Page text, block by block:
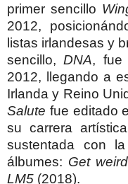
primer sencillo
2012,
listas irlandesas y
sencillo,DNA, fue
2012, llegando a
Irlanda y Reino
Salute fue editado
su carrera
sustentada con
álbumes: Get weird
LM5 (2018).